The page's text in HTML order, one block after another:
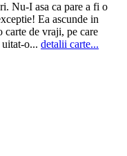
Nu-I asa ca pare a fi o
Ea ascunde in
carte de vraji, pe care
o... detalii carte...